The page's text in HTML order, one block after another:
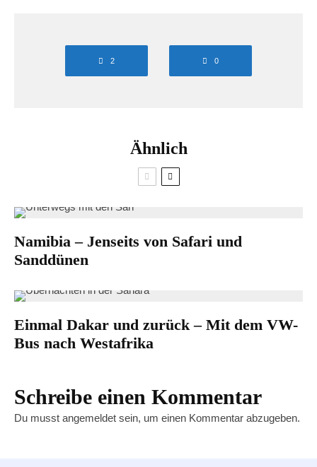
2 0
Ähnlich
Namibia – Jenseits von Safari und
Sanddünen
Einmal Dakar und zurück – Mit dem VW-
Bus nach Westafrika
Schreibe einen Kommentar
Du musst angemeldet sein, um einen Kommentar abzugeben.